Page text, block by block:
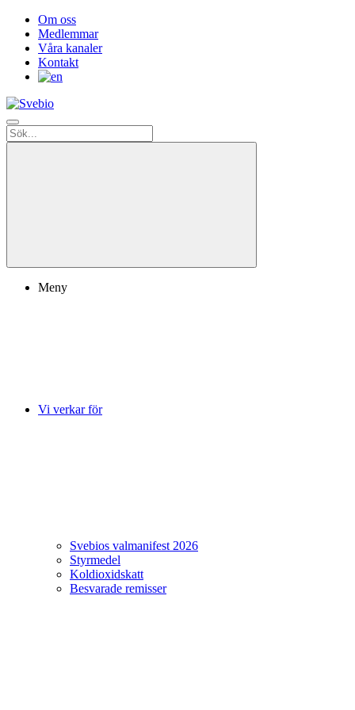
Om oss
Medlemmar
Våra kanaler
Kontakt
Meny
Vi verkar för
Svebios valmanifest 2026
Styrmedel
Koldioxidskatt
Besvarade remisser